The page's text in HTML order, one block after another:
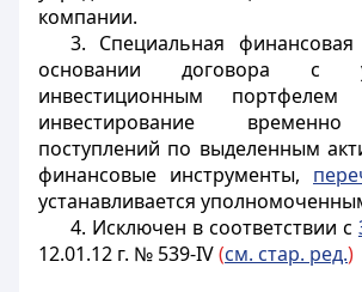
компании.
3. Специальная
основании договора с
инвестиционным портфелем
инвестирование
поступлений по выделенным
финансовые инструменты,
устанавливается
4. Исключен в соответствии с
12.01.12 г. № 539-IV(см. стар. ред.)